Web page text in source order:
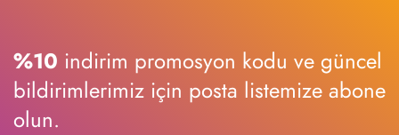
%10 indirim promosyon kodu ve güncel
bildirimlerimiz için posta listemize abone
olun.